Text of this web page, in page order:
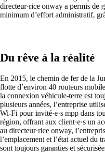
macman
mpp
La solution de
flexible, utilisée
onway director
Avec onway
directeur·rice onway a permis de
minimum d’effort administratif,
Du rêve à la réalité
En 2015, le chemin de fer de la
flotte d’environ 40 routeurs
la connexion véhicule-terre est
plusieurs années, l’entreprise
Wi-Fi pour invité·e·s mpp dans
région, offrant aux client·e·s un
au directeur·rice onway,
l’emplacement et l’état actuel du
sont toujours garanties et